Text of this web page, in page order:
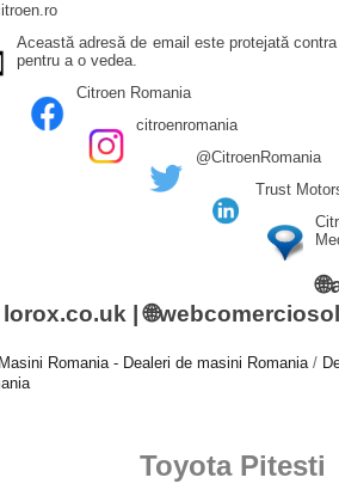
Această adresă de email este protejată
pentru a o vedea.
Citroen Romania
citroenromania
@CitroenRomania
Trust
🌐
lorox.co.uk | 🌐
Romania - Dealeri de masini Romania /
Toyota Pitesti